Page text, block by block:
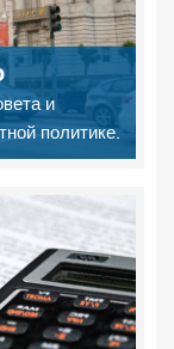
и
политике.